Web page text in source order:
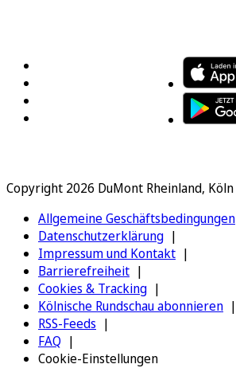
Copyright 2026 DuMont Rheinland, Köln
Allgemeine Geschäftsbedingungen
Datenschutzerklärung
Impressum und Kontakt
Barrierefreiheit
Cookies & Tracking
Kölnische Rundschau abonnieren
RSS-Feeds
FAQ
Cookie-Einstellungen